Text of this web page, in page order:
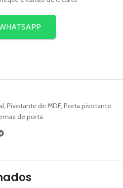
, Pivotante de MDF, Porta pivotante,
de porta